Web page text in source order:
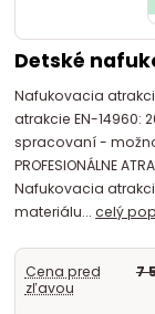
Detské
Nafukovacia
atrakcie EN-14960:
spracovaní -
PROFESIONÁLNE
Nafukovacia
materiálu...celý
Cena pred
zľavou
7